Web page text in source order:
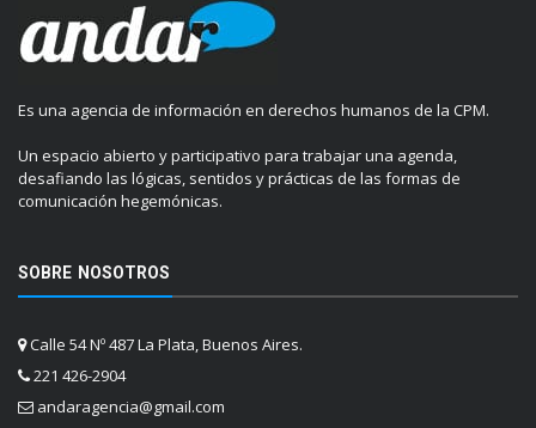
Es una agencia de información en derechos humanos de la CPM.
Un espacio abierto y participativo para trabajar una agenda,
desafiando las lógicas, sentidos y prácticas de las formas de
comunicación hegemónicas.
SOBRE NOSOTROS
Calle 54 Nº 487 La Plata, Buenos Aires.
221 426-2904
andaragencia@gmail.com